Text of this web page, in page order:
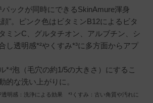
パックが同時にできるSkinAmure渾身
"。ピンク色はビタミンB12によるビタ
ミンC、グルタチオン、アルブチン、シ
し透明感*²やくすみ*³に多方面からアプ
*⁴泡（毛穴の約1/5の大きさ）にするこ
的な洗い上がりに。
明感：洗浄による効果 *³くすみ：古い角質や汚れに